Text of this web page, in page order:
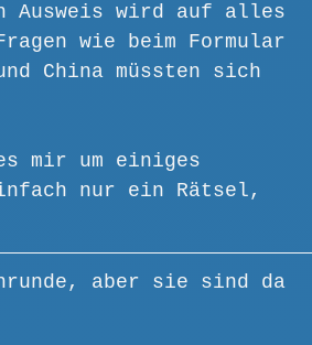
Ausweis wird auf alles
wie beim Formular
China müssten sich
mir um einiges
nur ein Rätsel,
aber sie sind da